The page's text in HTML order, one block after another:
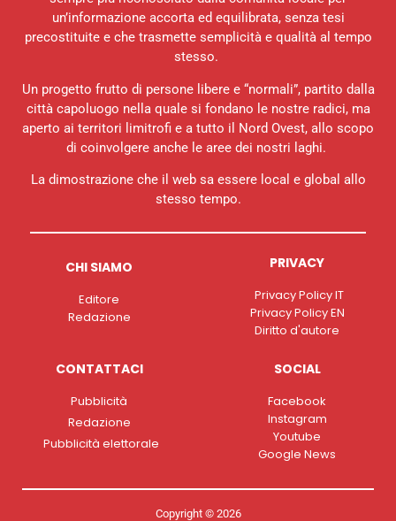
un’informazione accorta ed equilibrata, senza tesi
precostituite e che trasmette semplicità e qualità al tempo
stesso.
Un progetto frutto di persone libere e “normali”, partito dalla
città capoluogo nella quale si fondano le nostre radici, ma
aperto ai territori limitrofi e a tutto il Nord Ovest, allo scopo
di coinvolgere anche le aree dei nostri laghi.
La dimostrazione che il web sa essere local e global allo
stesso tempo.
CHI SIAMO
Editore
Redazione
PRIVACY
Privacy Policy IT
Privacy Policy EN
Diritto d'autore
CONTATTACI
Pubblicità
Redazione
Pubblicità elettorale
SOCIAL
Facebook
Instagram
Youtube
Google News
Copyright © 2026